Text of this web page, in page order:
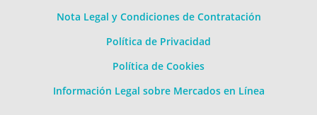
Nota Legal y Condiciones de Contratación
Política de Privacidad
Política de Cookies
Información Legal sobre Mercados en Línea